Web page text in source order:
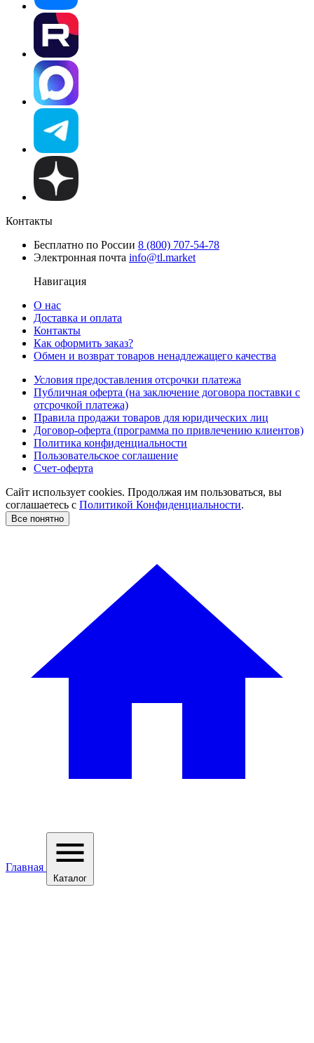
Контакты
Бесплатно по России 8 (800) 707-54-78
Электронная почта info@tl.market
Навигация
О нас
Доставка и оплата
Контакты
Как оформить заказ?
Обмен и возврат товаров ненадлежащего качества
Условия предоставления отсрочки платежа
Публичная оферта (на заключение договора поставки с
отсрочкой платежа)
Правила продажи товаров для юридических лиц
Договор-оферта (программа по привлечению клиентов)
Политика конфиденциальности
Пользовательское соглашение
Счет-оферта
Сайт использует cookies. Продолжая им пользоваться, вы
соглашаетесь c Политикой Конфиденциальности.
Все понятно
Главная
Каталог